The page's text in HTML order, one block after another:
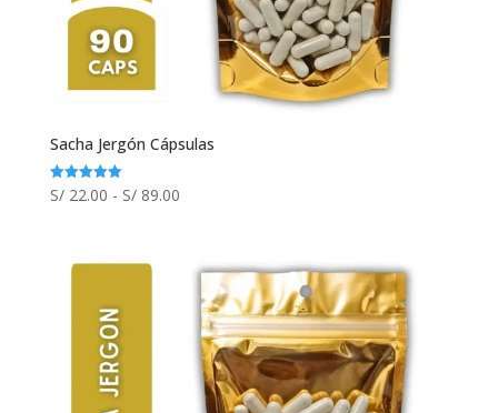
Sacha Jergón Cápsulas
Valorado
con
S/22.00 - S/89.00Rango
desde
S/ 22.00
hasta
S/ 89.00